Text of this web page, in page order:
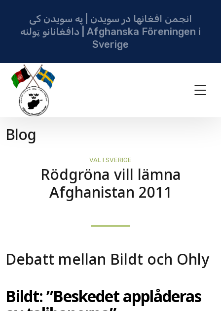
انجمن افغانها در سویدن | په سویدن کی
دافغانانو ټولنه | Afghanska Föreningen i
Sverige
Blog
VAL I SVERIGE
Rödgröna vill lämna
Afghanistan 2011
Debatt mellan Bildt och Ohly
Bildt: ”Beskedet applåderas